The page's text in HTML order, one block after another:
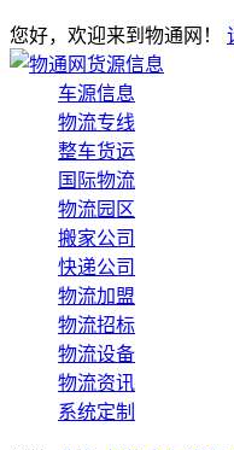
您好，欢迎来到物通网！
货源信息
车源信息
物流专线
整车货运
国际物流
物流园区
搬家公司
快递公司
物流加盟
物流招标
物流设备
物流资讯
系统定制